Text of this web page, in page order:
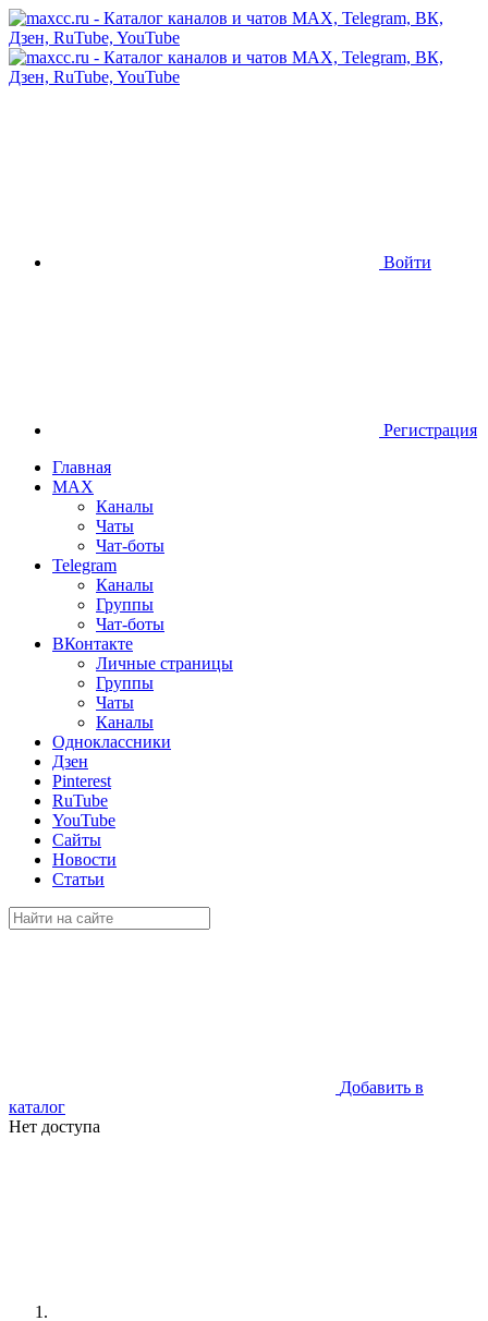
Войти
Регистрация
Главная
MAX
Каналы
Чаты
Чат-боты
Telegram
Каналы
Группы
Чат-боты
ВКонтакте
Личные страницы
Группы
Чаты
Каналы
Одноклассники
Дзен
Pinterest
RuTube
YouTube
Сайты
Новости
Статьи
Добавить в
каталог
Нет доступа